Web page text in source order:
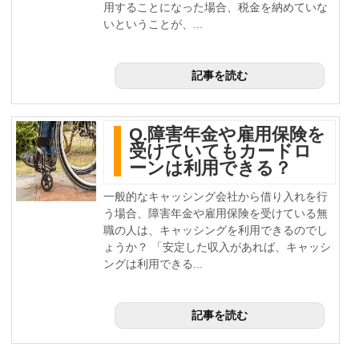
用することになった場合、税金を納めていな
いということが、...
記事を読む
Q.障害年金や雇用保険を
受けていてもカードロ
ーンは利用できる？
一般的なキャッシング会社から借り入れを行
う場合、障害年金や雇用保険を受けている無
職の人は、キャッシングを利用できるのでし
ょうか？ 「安定した収入があれば、キャッシ
ングは利用できる...
記事を読む